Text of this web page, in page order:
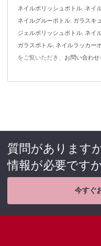
ネイルポリッシュボトル ネイ
ネイルグルーボトル ガラスキ
ジェルポリッシュボトル ネイ
ガラスボトル ネイルラッカー
をご覧いただき、 お問い合わせ
質問があります
情報が必要です
今すぐ